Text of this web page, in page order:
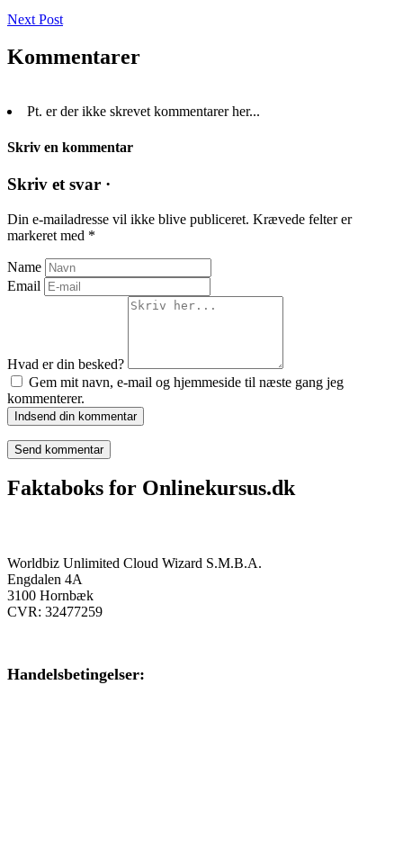
Next Post
Kommentarer
Pt. er der ikke skrevet kommentarer her...
Skriv en kommentar
Skriv et svar ·
Din e-mailadresse vil ikke blive publiceret. Krævede felter er
markeret med *
Name
Email
Hvad er din besked?
Gem mit navn, e-mail og hjemmeside til næste gang jeg
kommenterer.
Indsend din kommentar
Faktaboks for Onlinekursus.dk
Worldbiz Unlimited Cloud Wizard S.M.B.A.
Engdalen 4A
3100 Hornbæk
CVR: 32477259
Handelsbetingelser: